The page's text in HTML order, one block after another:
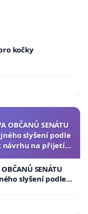
kočky
OBČANŮ SENÁTU
slyšení podle
návrhu na přijetí
SENÁTU
slyšení podle §
na přijetí
na prezidenta